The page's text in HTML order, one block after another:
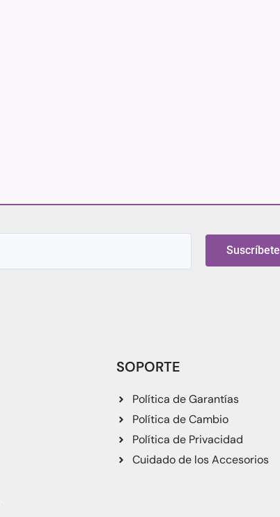
Suscríbete
SOPORTE
Política de Garantías
Política de Cambio
Política de Privacidad
Cuidado de los Accesorios